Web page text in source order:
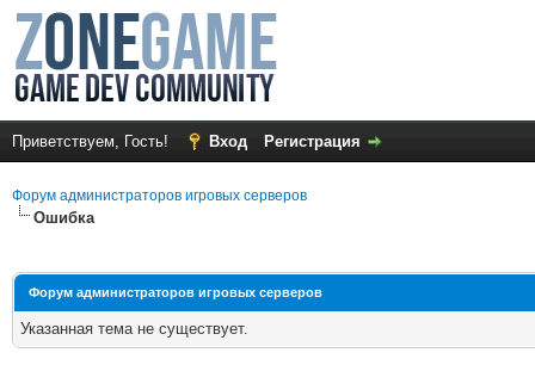
Приветствуем, Гость! Вход Регистрация
Форум администраторов игровых серверов
Ошибка
Форум администраторов игровых серверов
Указанная тема не существует.